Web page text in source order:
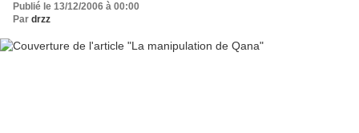
Publié le 13/12/2006 à 00:00
Par drzz